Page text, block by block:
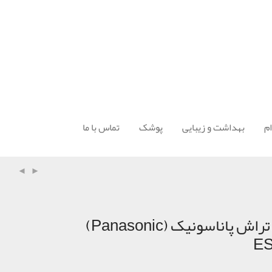
بهداشت و زیبایی پوشک تماس با ما
ماشین ریش تراش پاناسونیک (Panasonic)